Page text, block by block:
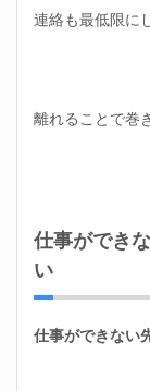
連絡も最低限に
離れることで巻
仕事ができ
い
仕事ができない